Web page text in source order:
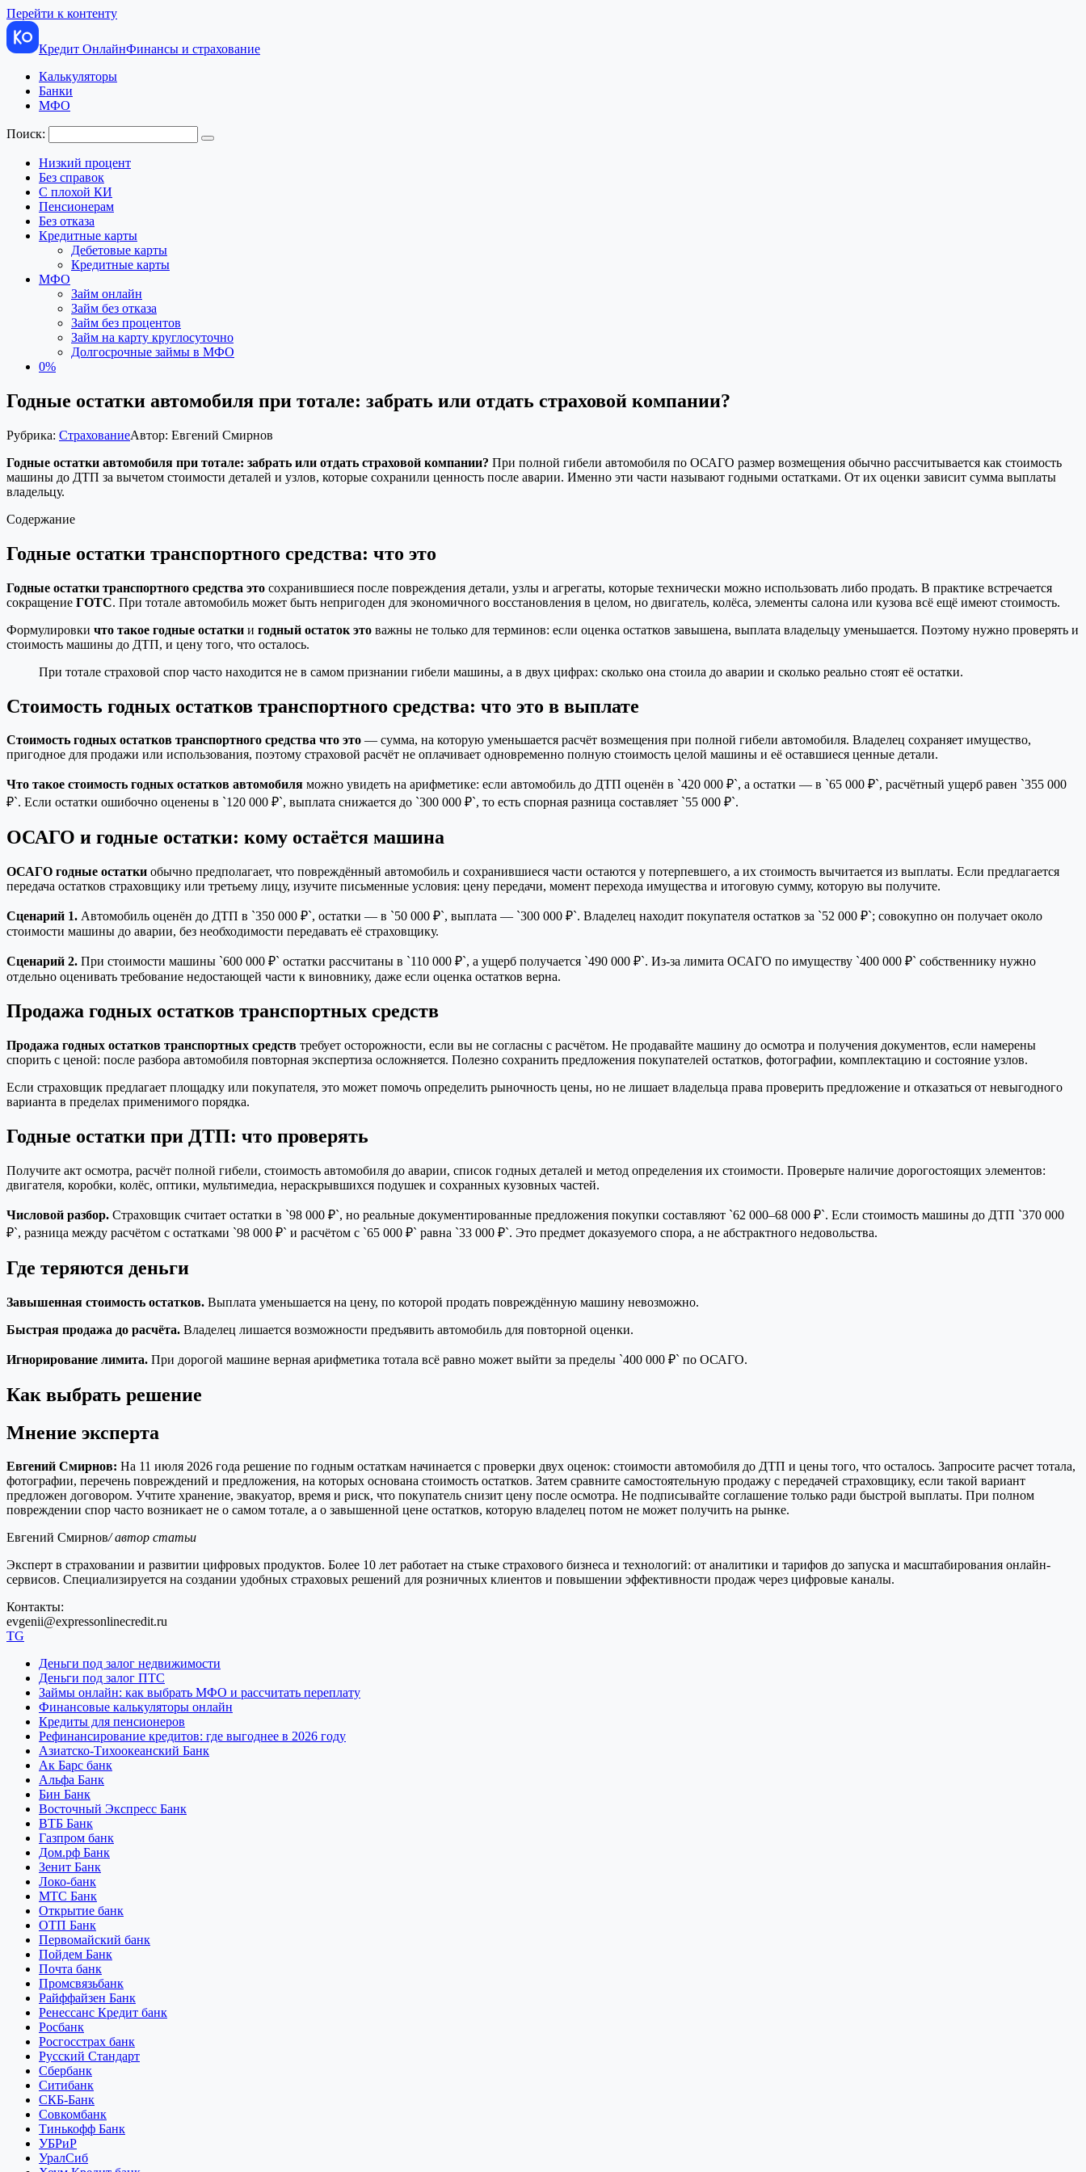
Перейти к контенту
Кредит ОнлайнФинансы и страхование
Калькуляторы
Банки
МФО
Поиск:
Низкий процент
Без справок
С плохой КИ
Пенсионерам
Без отказа
Кредитные карты
Дебетовые карты
Кредитные карты
МФО
Займ онлайн
Займ без отказа
Займ без процентов
Займ на карту круглосуточно
Долгосрочные займы в МФО
0%
Годные остатки автомобиля при тотале: забрать или отдать страховой компании?
Рубрика: СтрахованиеАвтор: Евгений Смирнов
Годные остатки автомобиля при тотале: забрать или отдать страховой компании? При полной гибели автомобиля по ОСАГО размер возмещения обычно рассчитывается как стоимость
машины до ДТП за вычетом стоимости деталей и узлов, которые сохранили ценность после аварии. Именно эти части называют годными остатками. От их оценки зависит сумма выплаты
владельцу.
Содержание
Годные остатки транспортного средства: что это
Годные остатки транспортного средства это сохранившиеся после повреждения детали, узлы и агрегаты, которые технически можно использовать либо продать. В практике встречается
сокращение ГОТС. При тотале автомобиль может быть непригоден для экономичного восстановления в целом, но двигатель, колёса, элементы салона или кузова всё ещё имеют стоимость.
Формулировки что такое годные остатки и годный остаток это важны не только для терминов: если оценка остатков завышена, выплата владельцу уменьшается. Поэтому нужно проверять и
стоимость машины до ДТП, и цену того, что осталось.
При тотале страховой спор часто находится не в самом признании гибели машины, а в двух цифрах: сколько она стоила до аварии и сколько реально стоят её остатки.
Стоимость годных остатков транспортного средства: что это в выплате
Стоимость годных остатков транспортного средства что это — сумма, на которую уменьшается расчёт возмещения при полной гибели автомобиля. Владелец сохраняет имущество,
пригодное для продажи или использования, поэтому страховой расчёт не оплачивает одновременно полную стоимость целой машины и её оставшиеся ценные детали.
Что такое стоимость годных остатков автомобиля можно увидеть на арифметике: если автомобиль до ДТП оценён в `420 000 ₽`, а остатки — в `65 000 ₽`, расчётный ущерб равен `355 000
₽`. Если остатки ошибочно оценены в `120 000 ₽`, выплата снижается до `300 000 ₽`, то есть спорная разница составляет `55 000 ₽`.
ОСАГО и годные остатки: кому остаётся машина
ОСАГО годные остатки обычно предполагает, что повреждённый автомобиль и сохранившиеся части остаются у потерпевшего, а их стоимость вычитается из выплаты. Если предлагается
передача остатков страховщику или третьему лицу, изучите письменные условия: цену передачи, момент перехода имущества и итоговую сумму, которую вы получите.
Сценарий 1. Автомобиль оценён до ДТП в `350 000 ₽`, остатки — в `50 000 ₽`, выплата — `300 000 ₽`. Владелец находит покупателя остатков за `52 000 ₽`; совокупно он получает около
стоимости машины до аварии, без необходимости передавать её страховщику.
Сценарий 2. При стоимости машины `600 000 ₽` остатки рассчитаны в `110 000 ₽`, а ущерб получается `490 000 ₽`. Из-за лимита ОСАГО по имуществу `400 000 ₽` собственнику нужно
отдельно оценивать требование недостающей части к виновнику, даже если оценка остатков верна.
Продажа годных остатков транспортных средств
Продажа годных остатков транспортных средств требует осторожности, если вы не согласны с расчётом. Не продавайте машину до осмотра и получения документов, если намерены
спорить с ценой: после разбора автомобиля повторная экспертиза осложняется. Полезно сохранить предложения покупателей остатков, фотографии, комплектацию и состояние узлов.
Если страховщик предлагает площадку или покупателя, это может помочь определить рыночность цены, но не лишает владельца права проверить предложение и отказаться от невыгодного
варианта в пределах применимого порядка.
Годные остатки при ДТП: что проверять
Получите акт осмотра, расчёт полной гибели, стоимость автомобиля до аварии, список годных деталей и метод определения их стоимости. Проверьте наличие дорогостоящих элементов:
двигателя, коробки, колёс, оптики, мультимедиа, нераскрывшихся подушек и сохранных кузовных частей.
Числовой разбор. Страховщик считает остатки в `98 000 ₽`, но реальные документированные предложения покупки составляют `62 000–68 000 ₽`. Если стоимость машины до ДТП `370 000
₽`, разница между расчётом с остатками `98 000 ₽` и расчётом с `65 000 ₽` равна `33 000 ₽`. Это предмет доказуемого спора, а не абстрактного недовольства.
Где теряются деньги
Завышенная стоимость остатков. Выплата уменьшается на цену, по которой продать повреждённую машину невозможно.
Быстрая продажа до расчёта. Владелец лишается возможности предъявить автомобиль для повторной оценки.
Игнорирование лимита. При дорогой машине верная арифметика тотала всё равно может выйти за пределы `400 000 ₽` по ОСАГО.
Как выбрать решение
Мнение эксперта
Евгений Смирнов: На 11 июля 2026 года решение по годным остаткам начинается с проверки двух оценок: стоимости автомобиля до ДТП и цены того, что осталось. Запросите расчет тотала,
фотографии, перечень повреждений и предложения, на которых основана стоимость остатков. Затем сравните самостоятельную продажу с передачей страховщику, если такой вариант
предложен договором. Учтите хранение, эвакуатор, время и риск, что покупатель снизит цену после осмотра. Не подписывайте соглашение только ради быстрой выплаты. При полном
повреждении спор часто возникает не о самом тотале, а о завышенной цене остатков, которую владелец потом не может получить на рынке.
Евгений Смирнов/ автор статьи
Эксперт в страховании и развитии цифровых продуктов. Более 10 лет работает на стыке страхового бизнеса и технологий: от аналитики и тарифов до запуска и масштабирования онлайн-
сервисов. Специализируется на создании удобных страховых решений для розничных клиентов и повышении эффективности продаж через цифровые каналы.
Контакты:
evgenii@expressonlinecredit.ru
TG
Деньги под залог недвижимости
Деньги под залог ПТС
Займы онлайн: как выбрать МФО и рассчитать переплату
Финансовые калькуляторы онлайн
Кредиты для пенсионеров
Рефинансирование кредитов: где выгоднее в 2026 году
Азиатско-Тихоокеанский Банк
Ак Барс банк
Альфа Банк
Бин Банк
Восточный Экспресс Банк
ВТБ Банк
Газпром банк
Дом.рф Банк
Зенит Банк
Локо-банк
МТС Банк
Открытие банк
ОТП Банк
Первомайский банк
Пойдем Банк
Почта банк
Промсвязьбанк
Райффайзен Банк
Ренессанс Кредит банк
Росбанк
Росгосстрах банк
Русский Стандарт
Сбербанк
Ситибанк
СКБ-Банк
Совкомбанк
Тинькофф Банк
УБРиР
УралСиб